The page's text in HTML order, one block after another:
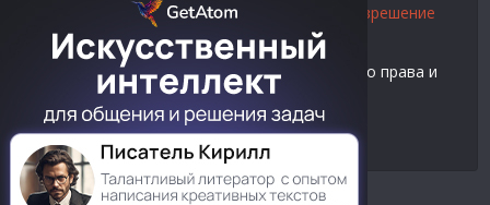
взятой у нашего партнера Официальное разрешение
на использование материалов Litres.
Контакты для связи по вопросам авторского права и
рекламы:
E-mail:admin@lifeinbooks.net